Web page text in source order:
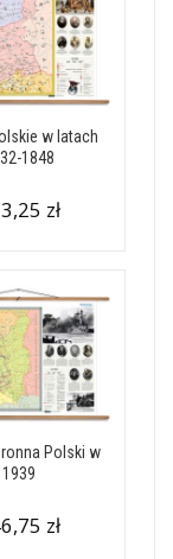
w latach
1848
zł
Polski w
1939
zł